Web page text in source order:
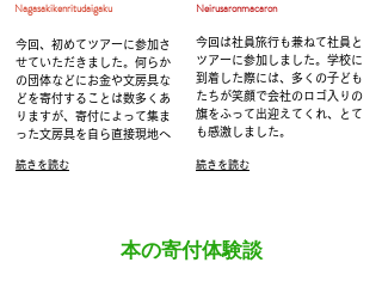
​Nagasakikenritudaigaku Neirusaronmacaron​
今回、初めてツアーに参加さ
せていただきました。何らか
の団体などにお金や文房具な
どを寄付することは数多くあ
りますが、寄付によって集ま
った文房具を自ら直接現地へ
続きを読む
今回は社員旅行も兼ねて社員と
ツアーに参加しました。学校に
到着した際には、多くの子ども
たちが笑顔で会社のロゴ入りの
旗をふって出迎えてくれ、とて
も感激しました。
続きを読む
本の寄付体験談